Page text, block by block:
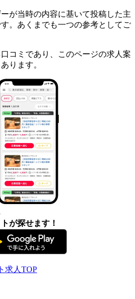
が当時の内容に基いて投稿した主
。あくまでも一つの参考としてご
コミであり、このページの求人案
ります。
が探せます！
求人TOP